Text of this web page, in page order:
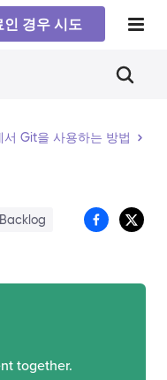
인 경우 시도
서 Git을 사용하는 방법
Backlog
together.